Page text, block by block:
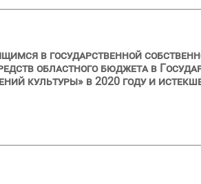
в государственной
областного бюджета в
культуры» в 2020 году и